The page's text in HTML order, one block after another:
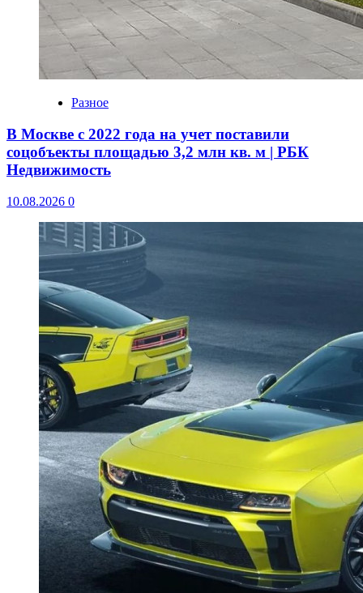
Разное
В Москве с 2022 года на учет поставили
соцобъекты площадью 3,2 млн кв. м | РБК
Недвижимость
10.08.2026 0